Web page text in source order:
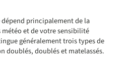
principalement de la
et de votre sensibilité
généralement trois types de
doublés, doublés et matelassés.